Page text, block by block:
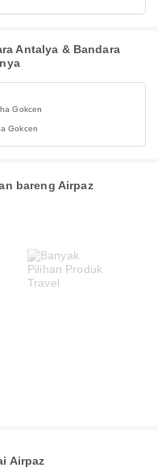
Antalya & Bandara
Gokcen
Gokcen
bareng Airpaz
Airpaz